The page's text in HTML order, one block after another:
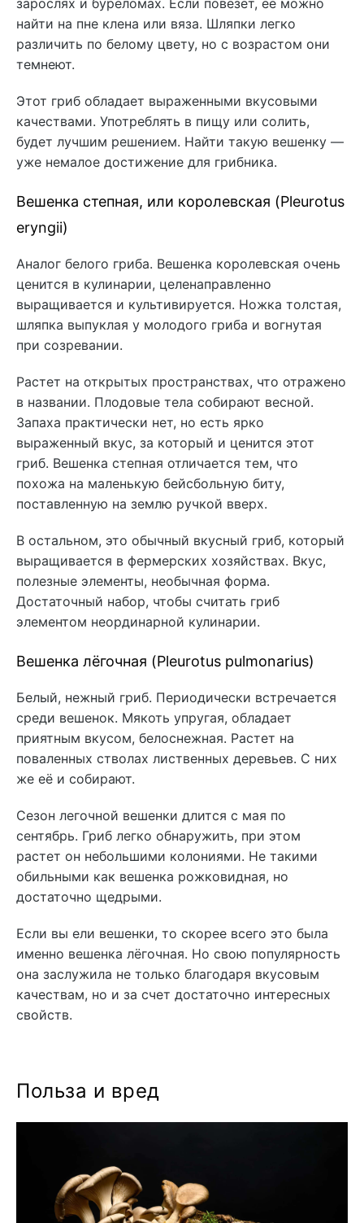
зарослях и буреломах. Если повезет, ее можно
найти на пне клена или вяза. Шляпки легко
различить по белому цвету, но с возрастом они
темнеют.
Этот гриб обладает выраженными вкусовыми
качествами. Употреблять в пищу или солить,
будет лучшим решением. Найти такую вешенку —
уже немалое достижение для грибника.
Вешенка степная, или королевская (Pleurotus
eryngii)
Аналог белого гриба. Вешенка королевская очень
ценится в кулинарии, целенаправленно
выращивается и культивируется. Ножка толстая,
шляпка выпуклая у молодого гриба и вогнутая
при созревании.
Растет на открытых пространствах, что отражено
в названии. Плодовые тела собирают весной.
Запаха практически нет, но есть ярко
выраженный вкус, за который и ценится этот
гриб. Вешенка степная отличается тем, что
похожа на маленькую бейсбольную биту,
поставленную на землю ручкой вверх.
В остальном, это обычный вкусный гриб, который
выращивается в фермерских хозяйствах. Вкус,
полезные элементы, необычная форма.
Достаточный набор, чтобы считать гриб
элементом неординарной кулинарии.
Вешенка лёгочная (Pleurotus pulmonarius)
Белый, нежный гриб. Периодически встречается
среди вешенок. Мякоть упругая, обладает
приятным вкусом, белоснежная. Растет на
поваленных стволах лиственных деревьев. С них
же её и собирают.
Сезон легочной вешенки длится с мая по
сентябрь. Гриб легко обнаружить, при этом
растет он небольшими колониями. Не такими
обильными как вешенка рожковидная, но
достаточно щедрыми.
Если вы ели вешенки, то скорее всего это была
именно вешенка лёгочная. Но свою популярность
она заслужила не только благодаря вкусовым
качествам, но и за счет достаточно интересных
свойств.
Польза и вред